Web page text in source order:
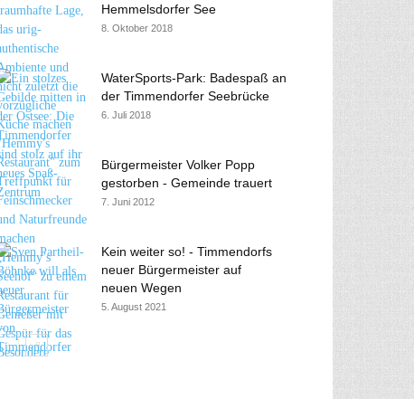
Hemmelsdorfer See
8. Oktober 2018
WaterSports-Park: Badespaß an
der Timmendorfer Seebrücke
6. Juli 2018
Bürgermeister Volker Popp
gestorben - Gemeinde trauert
7. Juni 2012
Kein weiter so! - Timmendorfs
neuer Bürgermeister auf
neuen Wegen
5. August 2021